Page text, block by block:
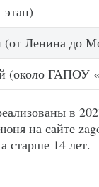
(от Ленина до
(около ГАПОУ
в
на сайте
старше 14 лет.